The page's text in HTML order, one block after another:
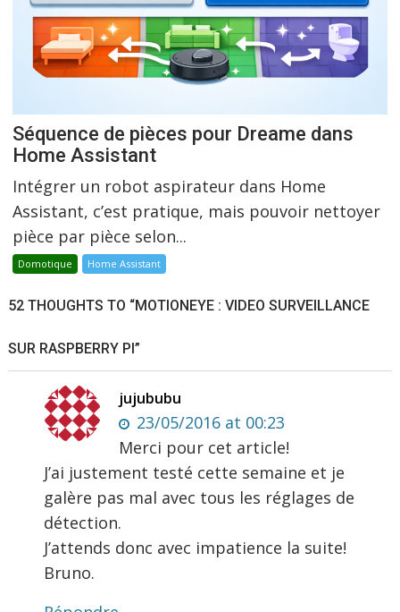
Séquence de pièces pour Dreame dans
Home Assistant
Intégrer un robot aspirateur dans Home
Assistant, c’est pratique, mais pouvoir nettoyer
pièce par pièce selon...
Domotique Home Assistant
52 THOUGHTS TO “MOTIONEYE : VIDEO SURVEILLANCE
SUR RASPBERRY PI”
jujububu
23/05/2016 at 00:23
Merci pour cet article!
J’ai justement testé cette semaine et je
galère pas mal avec tous les réglages de
détection.
J’attends donc avec impatience la suite!
Bruno.